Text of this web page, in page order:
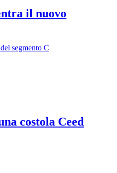
il nuovo
segmento C
costola Ceed